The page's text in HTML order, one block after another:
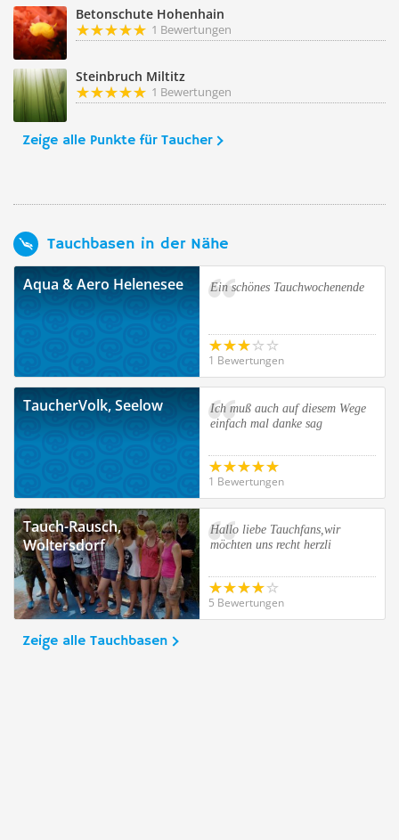
Betonschute Hohenhain
1 Bewertungen
Steinbruch Miltitz
1 Bewertungen
Zeige alle Punkte für Taucher
Tauchbasen in der Nähe
Aqua & Aero Helenesee Ein schönes Tauchwochenende
1 Bewertungen
TaucherVolk, Seelow
Ich muß auch auf diesem Wege
einfach mal danke sag
1 Bewertungen
Tauch-Rausch,
Woltersdorf
Hallo liebe Tauchfans,wir
möchten uns recht herzli
5 Bewertungen
Zeige alle Tauchbasen